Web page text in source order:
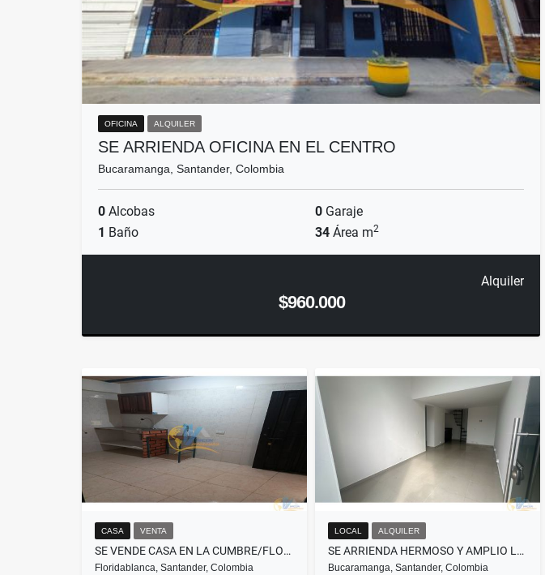
OFICINA ALQUILER
SE ARRIENDA OFICINA EN EL CENTRO
Bucaramanga, Santander, Colombia
0 Alcobas 0 Garaje
1 Baño 34 Área m2
Alquiler
$960.000
CASA VENTA
SE VENDE CASA EN LA CUMBRE/FLORIDABLANCA
Floridablanca, Santander, Colombia
LOCAL ALQUILER
SE ARRIENDA HERMOSO Y AMPLIO LOCAL EN MONTERREDONDO 1
Bucaramanga, Santander, Colombia